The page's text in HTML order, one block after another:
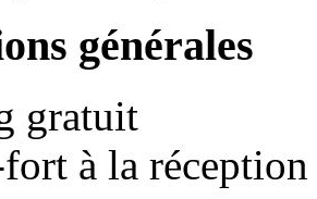
générales
gratuit
à la réception